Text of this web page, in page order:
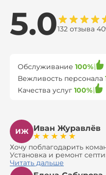
5.0132 отзыва
Обслуживание 100%
Вежливость персонала
Качества услуг 100%
ИЖ Иван Журавлёв
Хочу поблагодарить
Установка и ремонт
оказались сложной
все 100%. Всё сделали
Читать дальше